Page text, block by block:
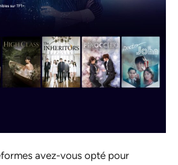
avez-vous opté pour